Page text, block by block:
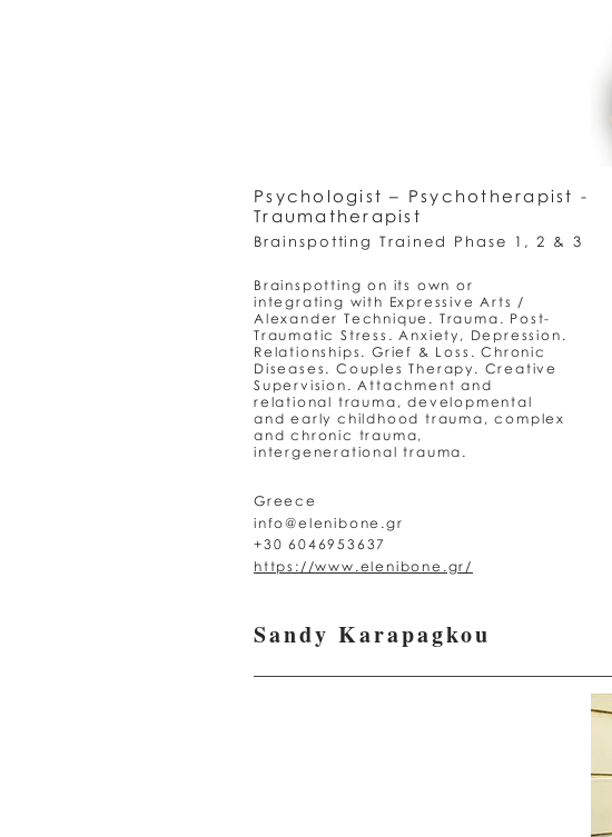
Psychologist – Psychotherapist -
Traumatherapist
Brainspotting Trained Phase 1, 2 & 3
Brainspotting on its own or
integrating with Expressive Arts /
Alexander Technique. Trauma. Post-
Traumatic Stress. Anxiety, Depression.
Relationships. Grief & Loss. Chronic
Diseases. Couples Therapy. Creative
Supervision. Attachment and
relational trauma, developmental
and early childhood trauma, complex
and chronic trauma,
intergenerational trauma.
Greece
info@elenibone.gr
+30 6046953637
https://www.elenibone.gr/
Sandy Karapagkou